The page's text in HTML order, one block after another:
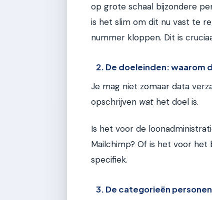
op grote schaal bijzondere
is het slim om dit nu vast te
nummer kloppen. Dit is
2. De doeleinden: waarom
Je mag niet zomaar data
opschrijven wat het doel is.
Is het voor de
Mailchimp? Of is het voor het
specifiek.
3. De categorieën personen